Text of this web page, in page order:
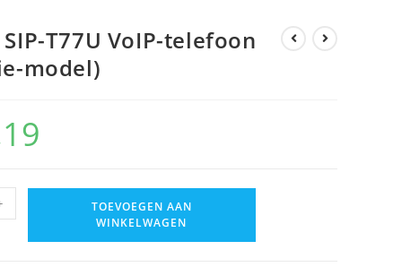
T77U VoIP-telefoon
model)
TOEVOEGEN AAN
WINKELWAGEN